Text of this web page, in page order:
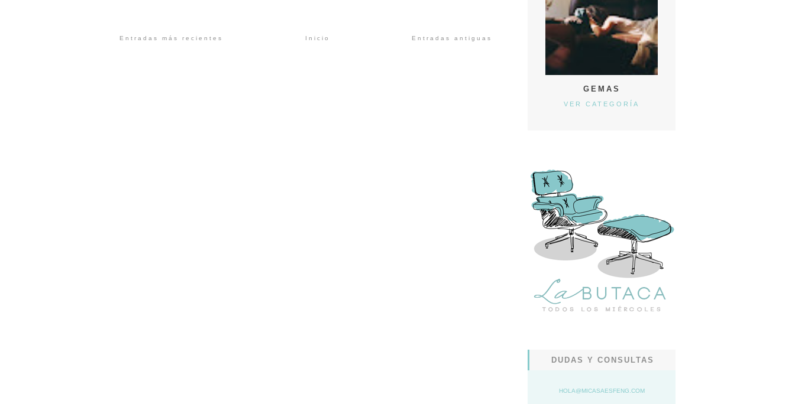
Entradas más recientes Entradas antiguas
Inicio
GEMAS
VER CATEGORÍA
DUDAS Y CONSULTAS
HOLA@MICASAESFENG.COM